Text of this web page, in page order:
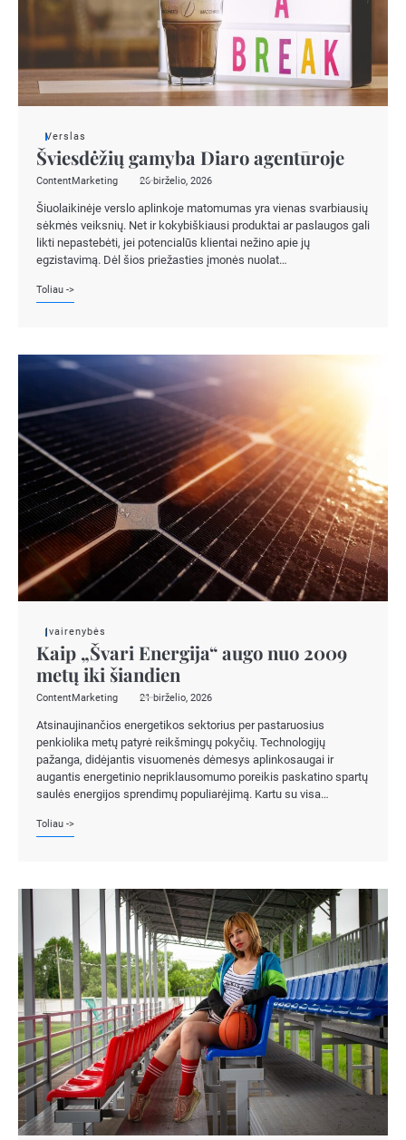
Verslas
Šviesdėžių gamyba Diaro agentūroje
ContentMarketing 26 birželio, 2026
Šiuolaikinėje verslo aplinkoje matomumas yra vienas svarbiausių
sėkmės veiksnių. Net ir kokybiškiausi produktai ar paslaugos gali
likti nepastebėti, jei potencialūs klientai nežino apie jų
egzistavimą. Dėl šios priežasties įmonės nuolat…
Toliau ->
Įvairenybės
Kaip „Švari Energija“ augo nuo 2009
metų iki šiandien
ContentMarketing 21 birželio, 2026
Atsinaujinančios energetikos sektorius per pastaruosius
penkiolika metų patyrė reikšmingų pokyčių. Technologijų
pažanga, didėjantis visuomenės dėmesys aplinkosaugai ir
augantis energetinio nepriklausomumo poreikis paskatino spartų
saulės energijos sprendimų populiarėjimą. Kartu su visa…
Toliau ->